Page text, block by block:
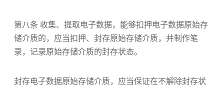
第八条 收集、提取电子数据，能够扣押电子数据原始存
储介质的，应当扣押、封存原始存储介质，并制作笔
录，记录原始存储介质的封存状态。
封存电子数据原始存储介质，应当保证在不解除封存状